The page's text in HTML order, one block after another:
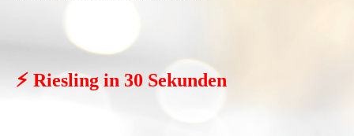
⚡ Riesling in 30 Sekunden